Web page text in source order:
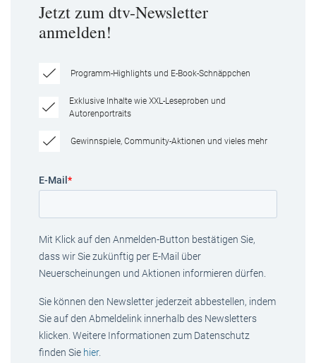
Jetzt zum dtv-Newsletter
anmelden!
Programm-Highlights und E-Book-Schnäppchen
Exklusive Inhalte wie XXL-Leseproben und
Autorenportraits
Gewinnspiele, Community-Aktionen und vieles mehr
E-Mail *
Mit Klick auf den Anmelden-Button bestätigen Sie,
dass wir Sie zukünftig per E-Mail über
Neuerscheinungen und Aktionen informieren dürfen.
Sie können den Newsletter jederzeit abbestellen, indem
Sie auf den Abmeldelink innerhalb des Newsletters
klicken. Weitere Informationen zum Datenschutz
finden Sie hier.